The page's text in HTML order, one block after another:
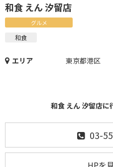
和食 えん 汐留店
グルメ
和食
エリア 東京都港区
和食 えん 汐留店に
03-